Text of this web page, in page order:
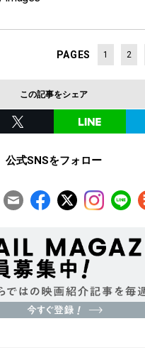
PAGES 1 2
この記事をシェア
公式SNSをフォロー